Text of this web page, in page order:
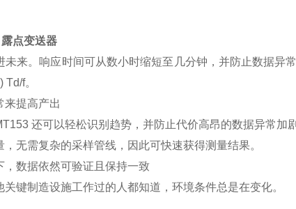
点变送器
未来。响应时间可从数小时缩短至几分钟，并防止数据异
f。
来提高产出
还可以轻松识别趋势，并防止代价高昂的数据异常加剧
无需复杂的采样管线，因此可快速获得测量结果。
，数据依然可验证且保持一致
键制造设施工作过的人都知道，环境条件总是在变化。